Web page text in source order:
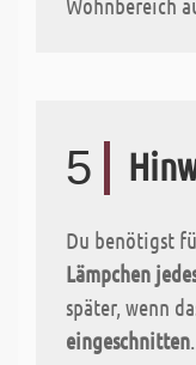
5
Du benötigst
Lämpchen
später, wenn
eingeschnitten